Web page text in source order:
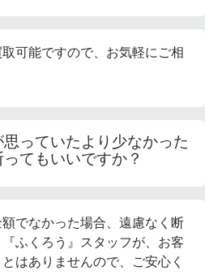
可能ですので、お気軽にご相
思っていたより少なかった
てもいいですか？
でなかった場合、遠慮なく断
ふくろう』スタッフが、お客
はありませんので、ご安心く